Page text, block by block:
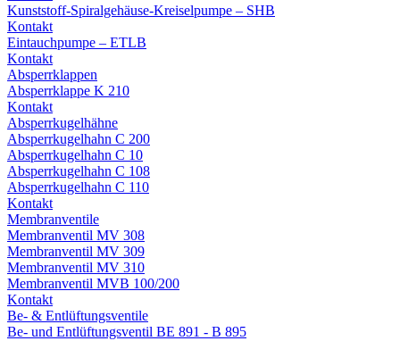
Kunststoff-Spiralgehäuse-Kreiselpumpe – SHB
Kontakt
Eintauchpumpe – ETLB
Kontakt
Absperrklappen
Absperrklappe K 210
Kontakt
Absperrkugelhähne
Absperrkugelhahn C 200
Absperrkugelhahn C 10
Absperrkugelhahn C 108
Absperrkugelhahn C 110
Kontakt
Membranventile
Membranventil MV 308
Membranventil MV 309
Membranventil MV 310
Membranventil MVB 100/200
Kontakt
Be- & Entlüftungsventile
Be- und Entlüftungsventil BE 891 - B 895